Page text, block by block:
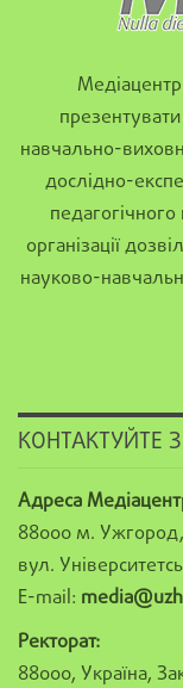
навчально-
дослідно-
організації
науково-
КОНТАКТУЙТЕ
Адреса
88000 м. Ужгород,
вул.
E-mail:
Ректорат:
88000, Україна,